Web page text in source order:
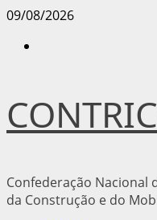
Avançar
09/08/2026
Confederação Nacional
da Construção e do